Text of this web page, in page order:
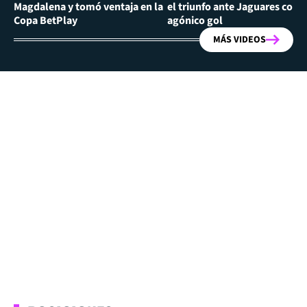
Magdalena y tomó ventaja en la
Copa BetPlay
el triunfo ante Jaguares con
agónico gol
MÁS VIDEOS